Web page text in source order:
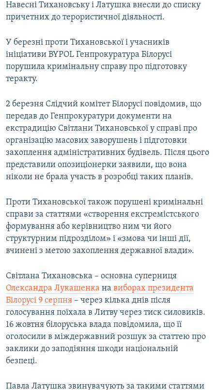
Навесні Тихановську і Латушка внесли до списку
причетних до терористичної діяльності.
У березні проти Тихановської і учасників
ініціативи BYPOL Генпрокуратура Білорусі
порушила кримінальну справу про підготовку
теракту.
2 березня Слідчий комітет Білорусі повідомив, що
передав до Генпрокуратури документи на
екстрадицію Світлани Тихановської у справі про
організацію масових заворушень і підготовки
захоплення адміністративних будівель. Після цього
представили опозиціонерки заявили, що вона
ніколи не брала участь в розробці таких планів.
Проти Тихановської також порушені кримінальні
справи за статтями «створення екстремістського
формування або керівництво ним чи його
структурним підрозділом» і «змова чи інші дії,
вчинені з метою захоплення державної влади».
Світлана Тихановська – основна суперниця
Олександра Лукашенка на виборах президента
Білорусі 9 серпня – через кілька днів після
голосування поїхала в Литву через тиск силовиків.
16 жовтня білоруська влада повідомила, що її
оголосили в міждержавний розшук за статтею про
заклики до заподіяння шкоди національній
безпеці.
Павла Латушка звинувачують за такими статтями